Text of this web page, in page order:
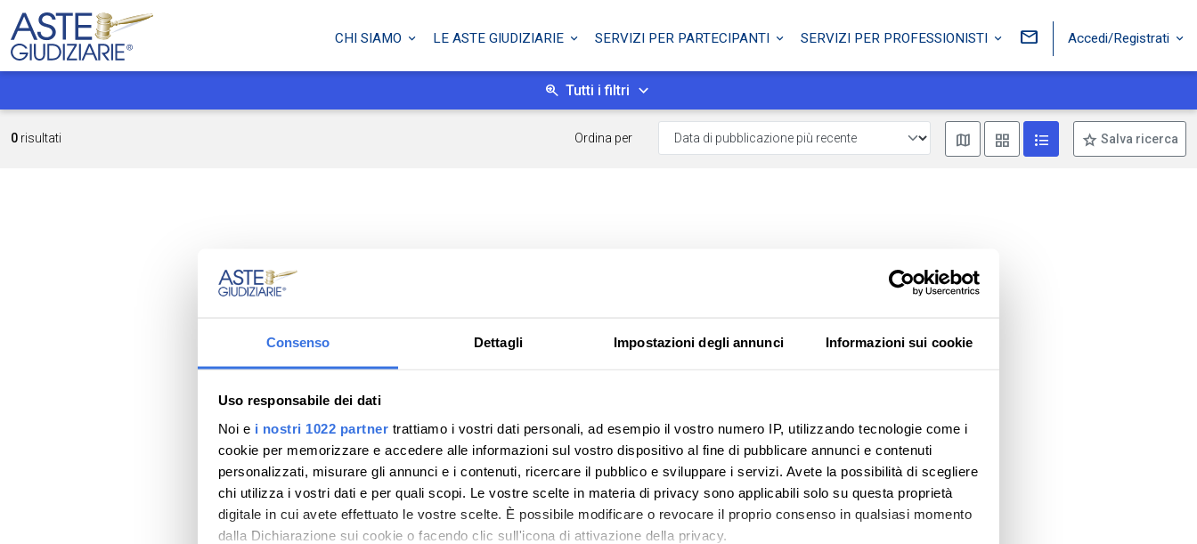
Consenso Dettagli Impostazioni degli annunci Informazioni sui cookie
Uso responsabile dei dati
Noi e i nostri 1022 partner trattiamo i vostri dati personali, ad esempio il vostro numero IP, utilizzando tecnologie come i
cookie per memorizzare e accedere alle informazioni sul vostro dispositivo al fine di pubblicare annunci e contenuti
personalizzati, misurare gli annunci e i contenuti, ricercare il pubblico e sviluppare i servizi. Avete la possibilità di scegliere
chi utilizza i vostri dati e per quali scopi. Le vostre scelte in materia di privacy sono applicabili solo su questa proprietà
digitale in cui avete effettuato le vostre scelte. È possibile modificare o revocare il proprio consenso in qualsiasi momento
dalla Dichiarazione sui cookie o facendo clic sull'icona di attivazione della privacy.
CHI SIAMO LE ASTE GIUDIZIARIE SERVIZI PER PARTECIPANTI SERVIZI PER PROFESSIONISTI Accedi/Registrati
Tutti i filtri
0 risultati Ordina per Mostra mappaMostra come box
Mostra come lista
Salva ricerca
Nessun risultato di ricerca
Prova a modificare o rimuovere alcuni filtri o
a cambiare l'area di ricerca.